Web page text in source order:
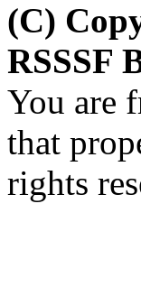
(C)
RSSSF
You are
that
rights